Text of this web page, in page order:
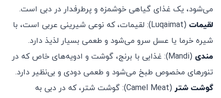
می‌شود، یک غذای گیاهی خوشمزه و پرطرفدار در دبی است.
لقیمات
(Luqaimat): لقیمات، که نوعی شیرینی عربی است، با
شیره خرما یا عسل سرو می‌شود و طعمی بسیار لذیذ دارد.
مندی
(Mandi): غذایی با برنج، گوشت و ادویه‌های خاص که در
تنورهای مخصوص طبخ می‌شود و طعمی دودی و بی‌نظیر دارد.
گوشت شتر
(Camel Meat): گوشت شتر، که در دبی به